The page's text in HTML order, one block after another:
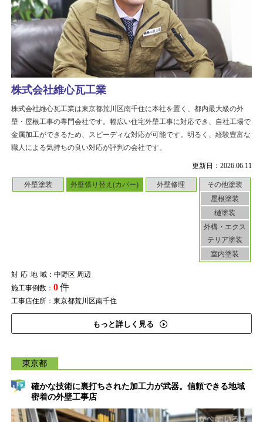
更新日：2026.06.11
外壁塗装 外壁張り替え(カバー) 外壁修理
その他塗装
屋根塗装
樋塗装
外構・エクス
テリア塗装
室内塗装
対応地域：中野区 周辺
施工事例数： 0件
工事店住所：東京都荒川区南千住
もっと詳しく見る
株式会社維心瓦工業
株式会社維心瓦工業は東京都荒川区南千住に本社を置く、都内最大級の外
壁・屋根工事の専門会社です。幅広い住宅外壁工事に対応でき、自社工場で
金属加工ができるため、スピーディな対応が可能です。明るく、経験豊富な
職人による気持ちの良い対応が評判の会社です。
東京都
確かな技術に裏打ちされた加工力が武器。信頼できる地域
密着の外壁工事店